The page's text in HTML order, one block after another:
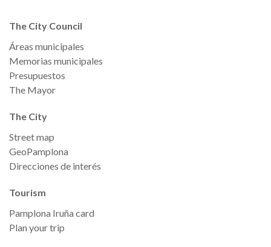
The City Council
Áreas municipales
Memorias municipales
Presupuestos
The Mayor
The City
Street map
GeoPamplona
Direcciones de interés
Tourism
Pamplona Iruña card
Plan your trip